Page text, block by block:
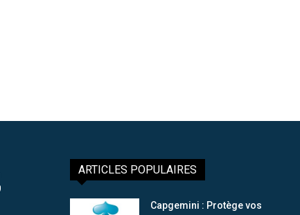
ARTICLES POPULAIRES
Capgemini : Protège vos